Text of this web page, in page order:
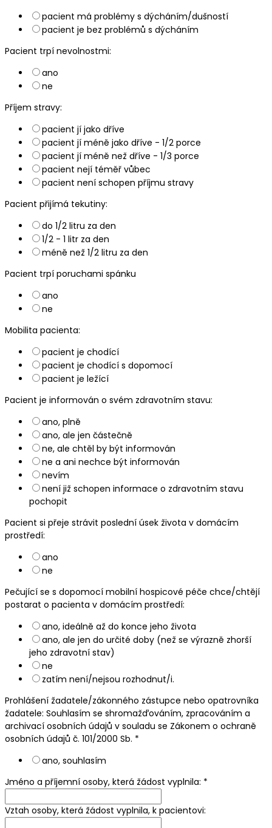
pacient má problémy s dýcháním/dušností
pacient je bez problémů s dýcháním
Pacient trpí nevolnostmi:
ano
ne
Příjem stravy:
pacient jí jako dříve
pacient jí méně jako dříve - 1/2 porce
pacient jí méně než dříve - 1/3 porce
pacient nejí téměř vůbec
pacient není schopen příjmu stravy
Pacient přijímá tekutiny:
do 1/2 litru za den
1/2 - 1 litr za den
méně než 1/2 litru za den
Pacient trpí poruchami spánku
ano
ne
Mobilita pacienta:
pacient je chodící
pacient je chodící s dopomocí
pacient je ležící
Pacient je informován o svém zdravotním stavu:
ano, plně
ano, ale jen částečně
ne, ale chtěl by být informován
ne a ani nechce být informován
nevím
není již schopen informace o zdravotním stavu
pochopit
Pacient si přeje strávit poslední úsek života v domácím
prostředí:
ano
ne
Pečující se s dopomocí mobilní hospicové péče chce/chtějí
postarat o pacienta v domácím prostředí:
ano, ideálně až do konce jeho života
ano, ale jen do určité doby (než se výrazně zhorší
jeho zdravotní stav)
ne
zatím není/nejsou rozhodnut/i.
Prohlášení žadatele/zákonného zástupce nebo opatrovníka
žadatele: Souhlasím se shromažďováním, zpracováním a
archivací osobních údajů v souladu se Zákonem o ochraně
osobních údajů č. 101/2000 Sb. *
ano, souhlasím
Jméno a příjemní osoby, která žádost vyplnila: *
Vztah osoby, která žádost vyplnila, k pacientovi: